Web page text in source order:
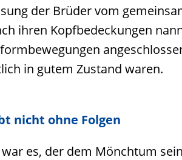
der Brüder vom
ihren Kopfbedeckungen
in gutem Zustand waren.
nicht ohne Folgen
es, der dem Mönchtum